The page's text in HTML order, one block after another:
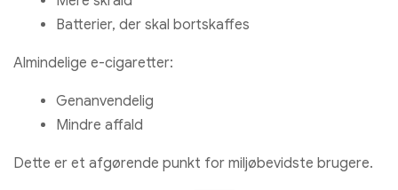
Batterier, der skal bortskaffes
Almindelige e-cigaretter:
Genanvendelig
Mindre affald
Dette er et afgørende punkt for miljøbevidste brugere.